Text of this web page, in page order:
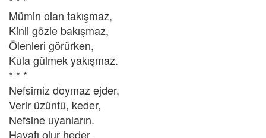
Mümin olan takışmaz,
Kinli gözle bakışmaz,
Ölenleri görürken,
Kula gülmek yakışmaz.
* * *
Nefsimiz doymaz ejder,
Verir üzüntü, keder,
Nefsine uyanların.
Hayatı olur heder.